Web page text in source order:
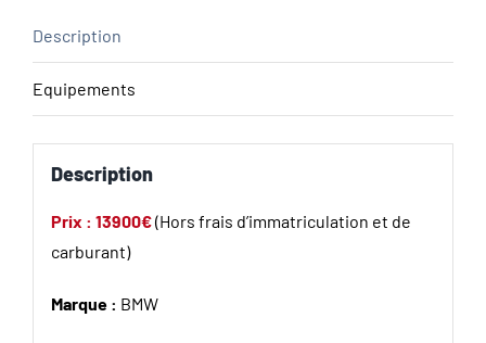
Description
Equipements
Description
Prix : 13900€(Hors frais d’immatriculation et de
carburant)
Marque : BMW